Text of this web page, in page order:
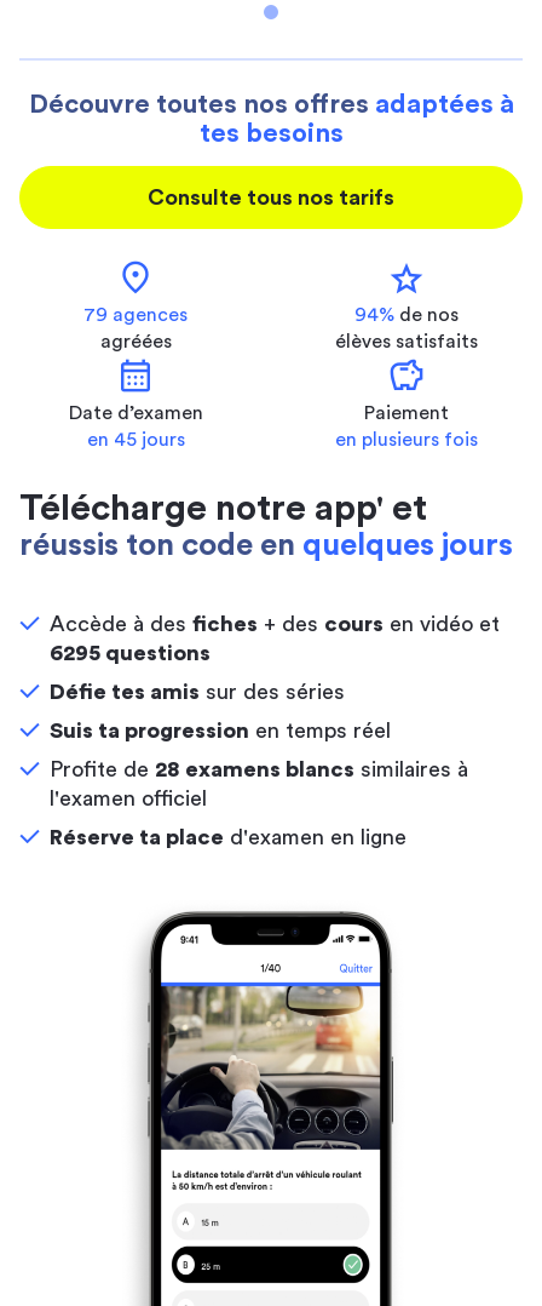
Découvre toutes nos offres adaptées à
tes besoins
Consulte tous nos tarifs
location_on
79 agences
agréées
star
94% de nos
élèves satisfaits
calendar_month
Date d’examen
en 45 jours
savings
Paiement
en plusieurs fois
Télécharge notre app' et
réussis ton code en quelques jours
Accède à des fiches + des cours en vidéo et
6295 questions
Défie tes amis sur des séries
Suis ta progression en temps réel
Profite de 28 examens blancs similaires à
l'examen officiel
Réserve ta place d'examen en ligne